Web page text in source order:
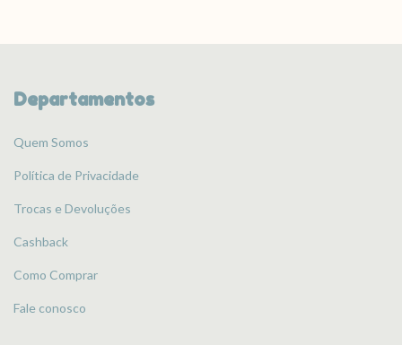
Departamentos
Quem Somos
Política de Privacidade
Trocas e Devoluções
Cashback
Como Comprar
Fale conosco